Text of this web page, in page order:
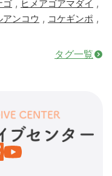
ゴ , ヒメアゴアマダイ ,
ンコウ , コケギンポ ,
タグ一覧